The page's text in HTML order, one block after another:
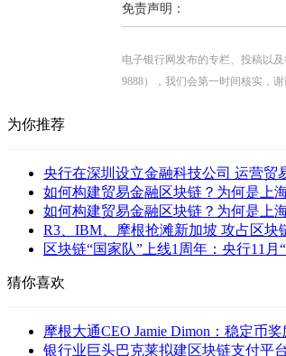
免责声明：
电子银行网发布的专栏、投稿以
9888），我们会第一时间核实，谢
为你推荐
央行在深圳设立金融科技公司 运营贸
如何构建贸易金融区块链？为何是上
如何构建贸易金融区块链？为何是上
R3、IBM、摩根抢滩新加坡 攻占区块
区块链“国家队”上线1周年：央行11月
猜你喜欢
摩根大通CEO Jamie Dimon：稳定币
银行业巨头巴克莱拟建区块链支付平